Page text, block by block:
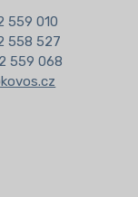
559 010
558 527
559 068